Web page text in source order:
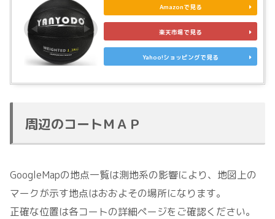
Amazonで見る
楽天市場で見る
Yahoo!ショッピングで見る
周辺のコートＭＡＰ
GoogleMapの地点一覧は測地系の影響により、地図上の
マークが示す地点はおおよその場所になります。
正確な位置は各コートの詳細ページをご確認ください。